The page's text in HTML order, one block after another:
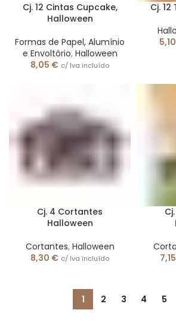
Cj. 12 Cintas Cupcake,
Halloween
Formas de Papel, Alumínio
e Envoltório, Halloween
8,05 € c/ Iva incluído
Cj.
5,10
Cj. 4 Cortantes
Halloween
Cortantes, Halloween
8,30 € c/ Iva incluído
7,15
1 2 3 4 5